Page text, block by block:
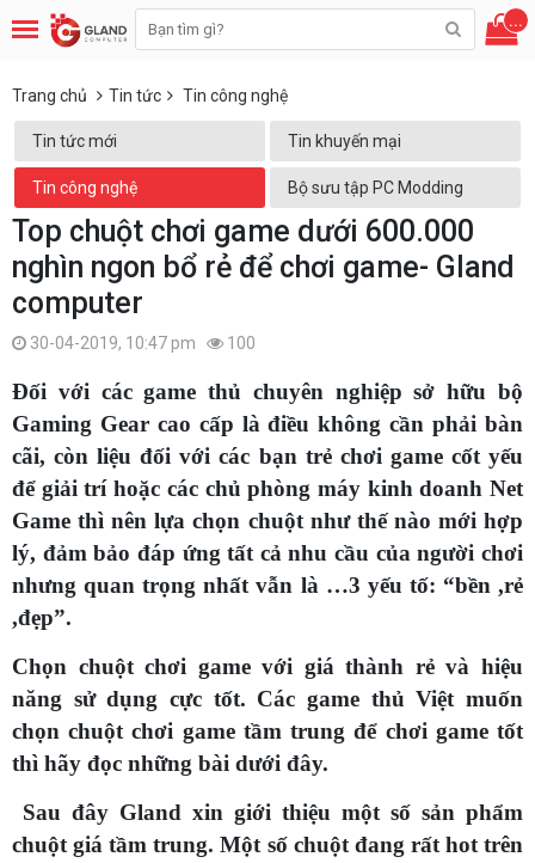
...
Trang chủ Tin tức Tin công nghệ
Tin tức mới Tin khuyến mại
Tin công nghệ Bộ sưu tập PC Modding
Top chuột chơi game dưới 600.000
nghìn ngon bổ rẻ để chơi game- Gland
computer
30-04-2019, 10:47 pm 100
Đối với các game thủ chuyên nghiệp sở hữu bộ
Gaming Gear cao cấp là điều không cần phải bàn
cãi, còn liệu đối với các bạn trẻ chơi game cốt yếu
để giải trí hoặc các chủ phòng máy kinh doanh Net
Game thì nên lựa chọn chuột như thế nào mới hợp
lý, đảm bảo đáp ứng tất cả nhu cầu của người chơi
nhưng quan trọng nhất vẫn là …3 yếu tố: “bền ,rẻ
,đẹp”.
Chọn chuột chơi game với giá thành rẻ và hiệu
năng sử dụng cực tốt. Các game thủ Việt muốn
chọn chuột chơi game tầm trung để chơi game tốt
thì hãy đọc những bài dưới đây.
Sau đây Gland xin giới thiệu một số sản phẩm
chuột giá tầm trung. Một số chuột đang rất hot trên